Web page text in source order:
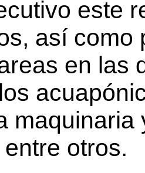
este
así como
en las
maquinaria
otros.